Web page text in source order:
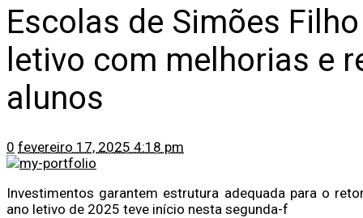
Escolas de Simões
letivo com melhorias e
alunos
0 fevereiro 17, 2025 4:18 pm
Investimentos garantem estrutura adequada para o
ano letivo de 2025 teve início nesta segunda-f